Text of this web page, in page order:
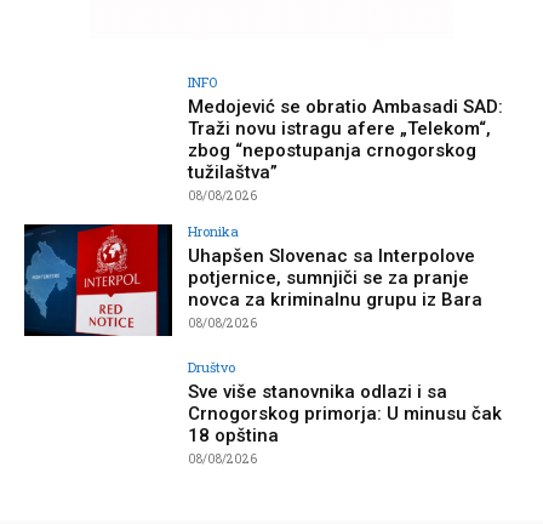
INFO
Medojević se obratio Ambasadi SAD:
Traži novu istragu afere „Telekom“,
zbog “nepostupanja crnogorskog
tužilaštva”
08/08/2026
Hronika
Uhapšen Slovenac sa Interpolove
potjernice, sumnjiči se za pranje
novca za kriminalnu grupu iz Bara
08/08/2026
Društvo
Sve više stanovnika odlazi i sa
Crnogorskog primorja: U minusu čak
18 opština
08/08/2026